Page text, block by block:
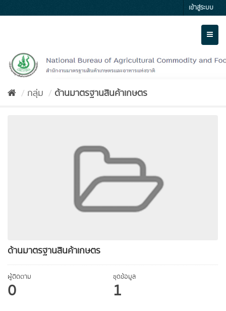
to
เข้าสู่ระบบ
กลุ่ม ด้านมาตรฐานสินค้าเกษตร
ด้านมาตรฐานสินค้าเกษตร
ผู้ติดตาม
0
ชุดข้อมูล
1